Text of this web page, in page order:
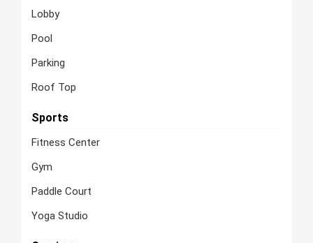
Lobby
Pool
Parking
Roof Top
Sports
Fitness Center
Gym
Paddle Court
Yoga Studio